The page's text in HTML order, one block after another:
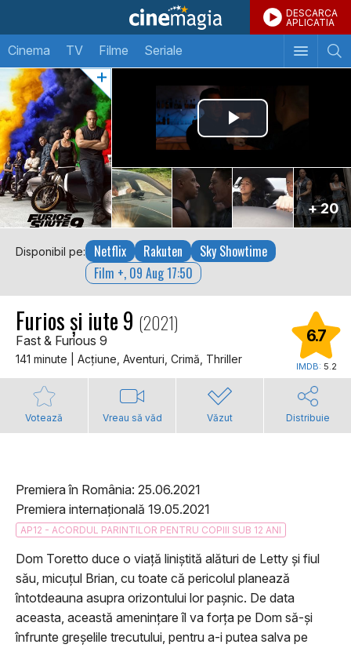
DESCARCA
APLICATIA
Cinema TV Filme Seriale
+ 20
Disponibil pe: Netflix Rakuten
Sky Showtime
Film +, 09 Aug 17:50
Furios și iute 9 (2021)
Fast & Furious 9
141 minute | Acţiune, Aventuri, Crimă, Thriller
6.7
IMDB: 5.2
Votează Vreau să văd Văzut Distribuie
Premiera în România: 25.06.2021
Premiera internațională 19.05.2021
AP12 - ACORDUL PARINTILOR PENTRU COPIII SUB 12 ANI
Dom Toretto duce o viață liniștită alături de Letty și fiul
său, micuțul Brian, cu toate că pericolul planează
întotdeauna asupra orizontului lor pașnic. De data
aceasta, această amenințare îl va forța pe Dom să-și
înfrunte greșelile trecutului, pentru a-i putea salva pe